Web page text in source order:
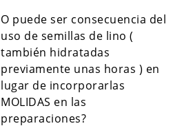
O puede ser consecuencia del
uso de semillas de lino (
también hidratadas
previamente unas horas ) en
lugar de incorporarlas
MOLIDAS en las
preparaciones?